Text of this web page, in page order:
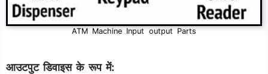
ATM Machine Input output Parts
आउटपुट डिवाइस के रूप में: